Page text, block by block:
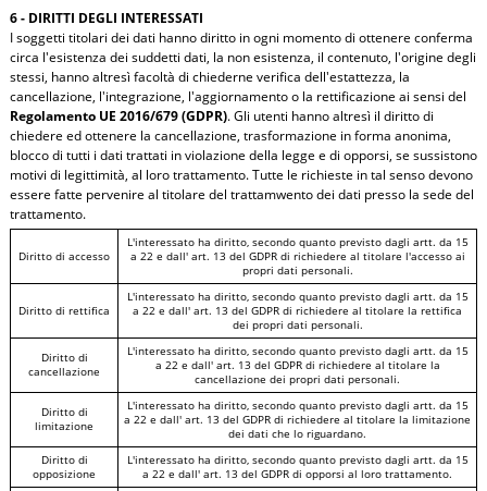
6 - DIRITTI DEGLI INTERESSATI
I soggetti titolari dei dati hanno diritto in ogni momento di ottenere conferma
circa l'esistenza dei suddetti dati, la non esistenza, il contenuto, l'origine degli
stessi, hanno altresì facoltà di chiederne verifica dell'estattezza, la
cancellazione, l'integrazione, l'aggiornamento o la rettificazione ai sensi del
Regolamento UE 2016/679 (GDPR). Gli utenti hanno altresì il diritto di
chiedere ed ottenere la cancellazione, trasformazione in forma anonima,
blocco di tutti i dati trattati in violazione della legge e di opporsi, se sussistono
motivi di legittimità, al loro trattamento. Tutte le richieste in tal senso devono
essere fatte pervenire al titolare del trattamwento dei dati presso la sede del
trattamento.
Diritto di accesso
L'interessato ha diritto, secondo quanto previsto dagli artt. da 15
a 22 e dall' art. 13 del GDPR di richiedere al titolare l'accesso ai
propri dati personali.
Diritto di rettifica
L'interessato ha diritto, secondo quanto previsto dagli artt. da 15
a 22 e dall' art. 13 del GDPR di richiedere al titolare la rettifica
dei propri dati personali.
Diritto di
cancellazione
L'interessato ha diritto, secondo quanto previsto dagli artt. da 15
a 22 e dall' art. 13 del GDPR di richiedere al titolare la
cancellazione dei propri dati personali.
Diritto di
limitazione
L'interessato ha diritto, secondo quanto previsto dagli artt. da 15
a 22 e dall' art. 13 del GDPR di richiedere al titolare la limitazione
dei dati che lo riguardano.
Diritto di
opposizione
L'interessato ha diritto, secondo quanto previsto dagli artt. da 15
a 22 e dall' art. 13 del GDPR di opporsi al loro trattamento.